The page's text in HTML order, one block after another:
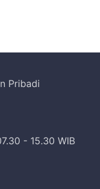
Pribadi
- 15.30 WIB